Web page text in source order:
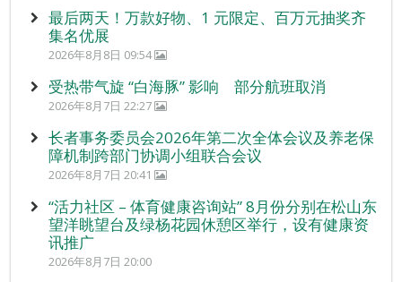
最后两天！万款好物、1 元限定、百万元抽奖齐
集名优展
2026年8月8日 09:54
受热带气旋 “白海豚” 影响 部分航班取消
2026年8月7日 22:27
长者事务委员会2026年第二次全体会议及养老保
障机制跨部门协调小组联合会议
2026年8月7日 20:41
“活力社区 – 体育健康咨询站” 8月份分别在松山东
望洋眺望台及绿杨花园休憩区举行，设有健康资
讯推广
2026年8月7日 20:00